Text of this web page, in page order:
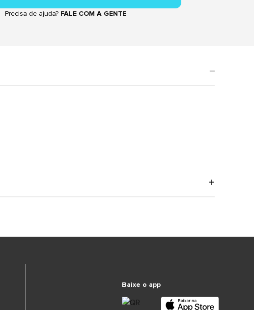
Precisa de ajuda? FALE COM A GENTE
Baixe o app